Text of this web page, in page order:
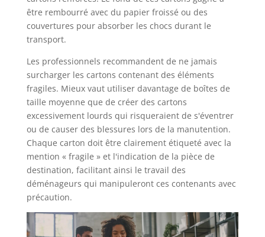
être rembourré avec du papier froissé ou des
couvertures pour absorber les chocs durant le
transport.
Les professionnels recommandent de ne jamais
surcharger les cartons contenant des éléments
fragiles. Mieux vaut utiliser davantage de boîtes de
taille moyenne que de créer des cartons
excessivement lourds qui risqueraient de s'éventrer
ou de causer des blessures lors de la manutention.
Chaque carton doit être clairement étiqueté avec la
mention « fragile » et l'indication de la pièce de
destination, facilitant ainsi le travail des
déménageurs qui manipuleront ces contenants avec
précaution.